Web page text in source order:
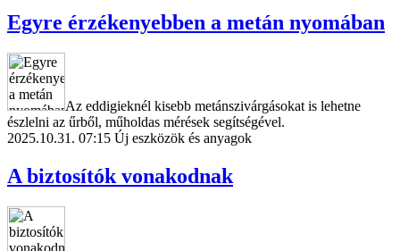
Egyre érzékenyebben a metán nyomában
Az eddigieknél kisebb metánszivárgásokat is lehetne
észlelni az űrből, műholdas mérések segítségével.
2025.10.31. 07:15 Új eszközök és anyagok
A biztosítók vonakodnak